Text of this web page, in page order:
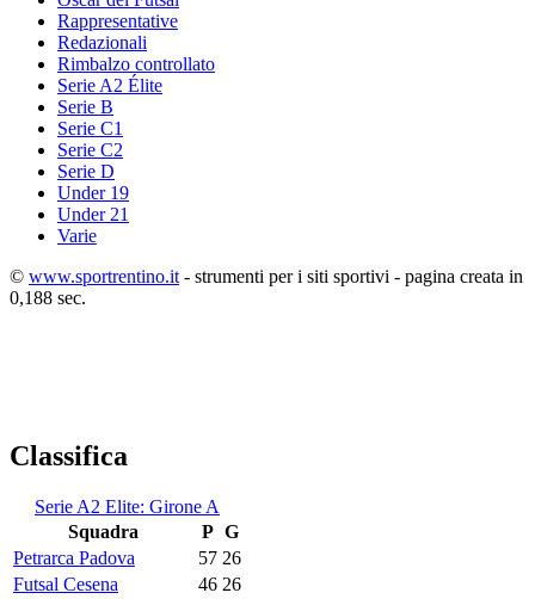
Rappresentative
Redazionali
Rimbalzo controllato
Serie A2 Élite
Serie B
Serie C1
Serie C2
Serie D
Under 19
Under 21
Varie
© www.sportrentino.it - strumenti per i siti sportivi - pagina creata in
0,188 sec.
Classifica
Serie A2 Elite: Girone A
Squadra
P G
Petrarca Padova
57 26
Futsal Cesena
46 26